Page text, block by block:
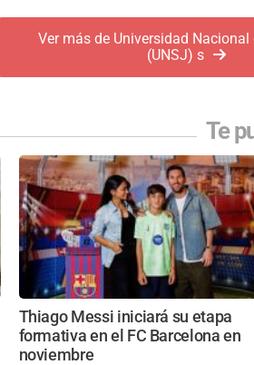
Ver más de Universidad Nacional
(UNSJ) s
Te
Thiago Messi iniciará su etapa
formativa en el FC Barcelona en
noviembre